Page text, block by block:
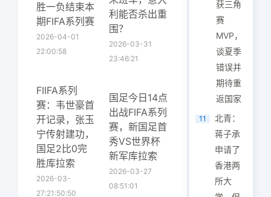
胜一负结束本
期FIFA系列赛
2026-04-01
22:00:58
利能否杀出重
围？
2026-03-31
23:46:21
FIIFA系列
赛：韦世豪首
开记录，张玉
宁传射建功，
国足2比0完
胜库拉索
2026-03-
27:21:50:50
国足今日14点
出战FIFA系列
赛，新国足首
秀VS世界杯
新军库拉索
2026-03-27
08:51:01
获三角
赛
MVP，
谈夏季
错误并
期待重
返国家
11
北青：
蒋子承
申请了
香港两
所大